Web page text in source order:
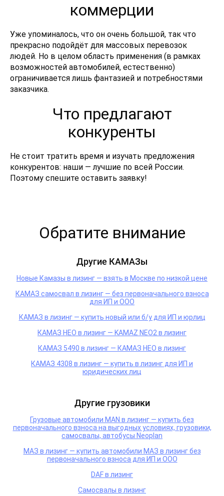
коммерции
Уже упоминалось, что он очень большой, так что
прекрасно подойдёт для массовых перевозок
людей. Но в целом область применения (в рамках
возможностей автомобилей, естественно)
ограничивается лишь фантазией и потребностями
заказчика.
Что предлагают
конкуренты
Не стоит тратить время и изучать предложения
конкурентов: наши — лучшие по всей России.
Поэтому спешите оставить заявку!
Обратите внимание
Другие КАМАЗы
Новые Камазы в лизинг — взять в Москве по низкой цене
КАМАЗ самосвал в лизинг — без первоначального взноса
для ИП и ООО
КАМАЗ в лизинг — купить новый или б/у для ИП и юрлиц
КАМАЗ НЕО в лизинг — KAMAZ NEO2 в лизинг
КАМАЗ 5490 в лизинг — КАМАЗ НЕО в лизинг
КАМАЗ 4308 в лизинг — купить в лизинг для ИП и
юридических лиц
Другие грузовики
Грузовые автомобили MAN в лизинг — купить без
первоначального взноса на выгодных условиях, грузовики,
самосвалы, автобусы Neoplan
МАЗ в лизинг — купить автомобили МАЗ в лизинг без
первоначального взноса для ИП и ООО
DAF в лизинг
Самосвалы в лизинг